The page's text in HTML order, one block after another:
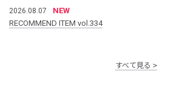
2026.08.07
NEW
RECOMMEND ITEM vol.334
すべて見る